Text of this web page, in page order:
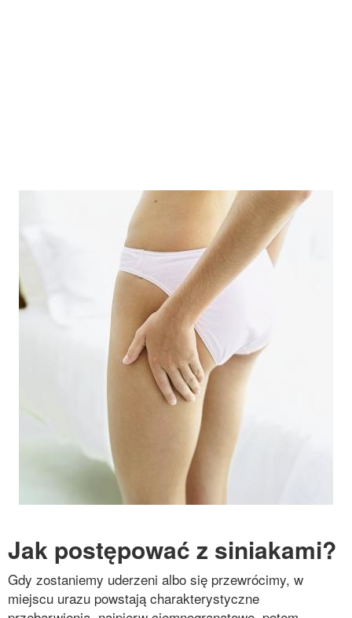
Jak postępować z siniakami?
Gdy zostaniemy uderzeni albo się przewrócimy, w
miejscu urazu powstają charakterystyczne